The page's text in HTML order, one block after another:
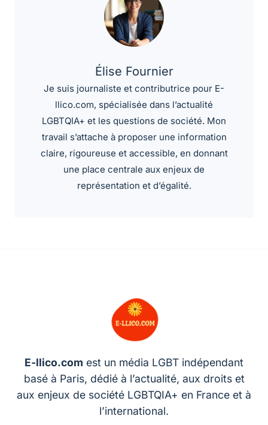
Élise Fournier
Je suis journaliste et contributrice pour E-
llico.com, spécialisée dans l’actualité
LGBTQIA+ et les questions de société. Mon
travail s’attache à proposer une information
claire, rigoureuse et accessible, en donnant
une place centrale aux enjeux de
représentation et d’égalité.
E-llico.com est un média LGBT indépendant
basé à Paris, dédié à l’actualité, aux droits et
aux enjeux de société LGBTQIA+ en France et à
l’international.